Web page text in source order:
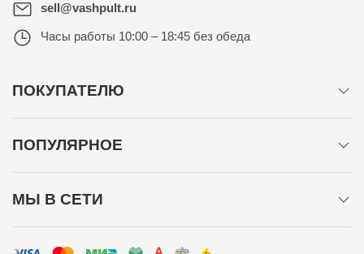
sell@vashpult.ru
Часы работы 10:00 – 18:45 без обеда
ПОКУПАТЕЛЮ
ПОПУЛЯРНОЕ
МЫ В СЕТИ